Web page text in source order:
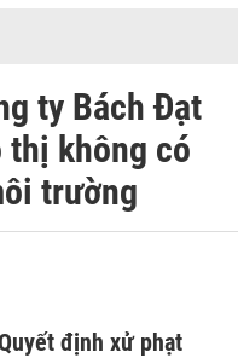
ty Bách Đạt
thị không có
trường
định xử phạt